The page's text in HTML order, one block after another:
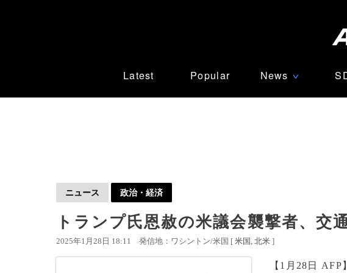
Latest Popular News ∨
ニュース 政治・経済
トランプ氏恩赦の米議会襲撃者、交
2025年1月28日 18:11 発信地：ワシントン/米国 [ 米国 北米 ]
【1月28日